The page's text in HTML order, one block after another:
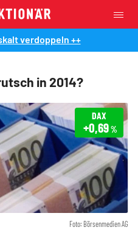
verdoppeln ++
in 2014?
Foto: Börsenmedien AG
DAX
+0,69%